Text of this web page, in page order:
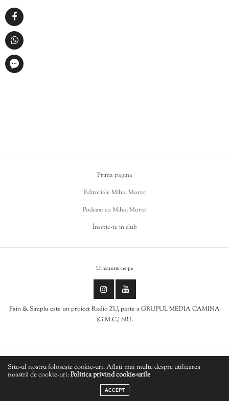
LIMON LIMON - Summer's Gone
Prima pagina
Editoriale Mihai Morar
Podcast cu Mihai Morar
Înscrie-te in club
Urmareste-ne pe
Fain & Simplu este un proiect Radio ZU, parte a GRUPUL MEDIA CAMINA
(G.M.C.) SRL
Politica de cookies
Politică de confidențialitate
Site-ul nostru folosește cookie-uri. Aflați mai multe despre utilizarea
noastră de cookie-uri:Politica privind cookie-urile
ACCEPT